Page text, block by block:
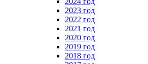
2023 год
2022 год
2021 год
2020 год
2019 год
2018 год